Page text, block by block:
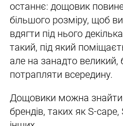
останнє: дощовик
більшого розміру, щоб
вдягти під нього
такий, під який
але на занадто великий,
потрапляти всередину.
Дощовики можна знайти
брендів, таких як S-